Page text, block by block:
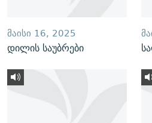
ᲛᲐᲘᲡᲘ 16, 2025
დილის საუბრები